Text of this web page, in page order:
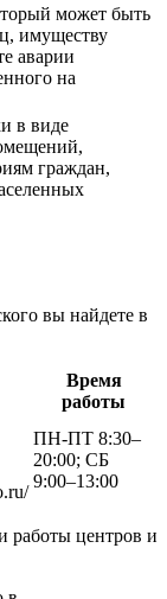
может быть
имуществу
аварии
на
в виде
граждан,
вы найдете в
Время
работы
ПН-ПТ 8:30–
20:00; СБ
9:00–13:00
работы центров и